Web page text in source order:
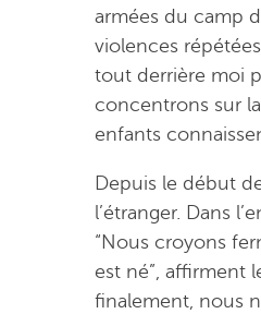
armées du camp
violences
tout derrière moi
concentrons sur
enfants
Depuis le début
l’étranger. Dans
“Nous croyons
est né”, affirment
finalement, nous